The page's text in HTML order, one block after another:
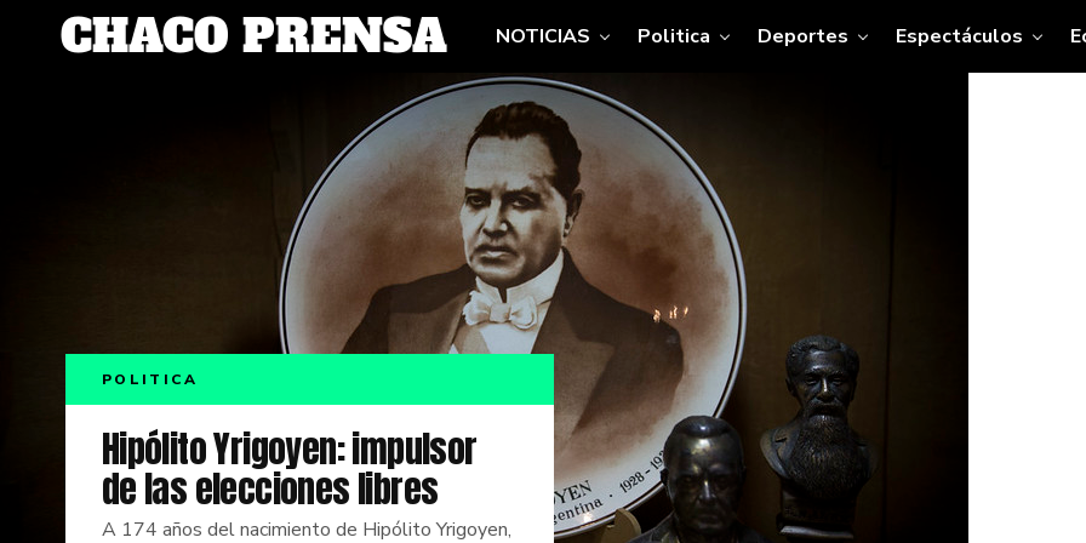
NOTICIAS Politica Deportes Espectáculos
POLITICA
Hipólito Yrigoyen: impulsor
de las elecciones libres
A 174 años del nacimiento de Hipólito Yrigoyen,